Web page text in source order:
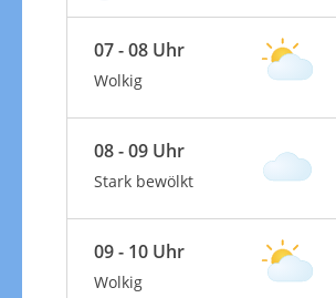
07 - 08 Uhr
Wolkig
08 - 09 Uhr
Stark bewölkt
09 - 10 Uhr
Wolkig